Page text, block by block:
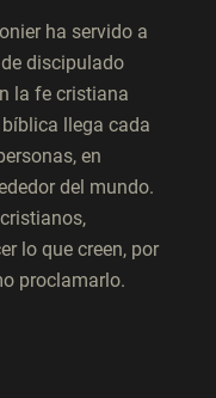
ha servido a
discipulado
la fe cristiana
llega cada
en
del mundo.
lo que creen, por
proclamarlo.